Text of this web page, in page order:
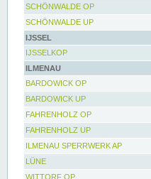
SCHÖNWALDE OP
SCHÖNWALDE UP
IJSSEL
IJSSELKOP
ILMENAU
BARDOWICK OP
BARDOWICK UP
FAHRENHOLZ OP
FAHRENHOLZ UP
ILMENAU SPERRWERK AP
LÜNE
WITTORF OP